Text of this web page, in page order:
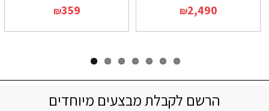
₪359 ₪2,490
הרשם לקבלת מבצעים מיוחדים